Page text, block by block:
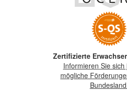
Zertifizierte
Informieren Sie sich
mögliche